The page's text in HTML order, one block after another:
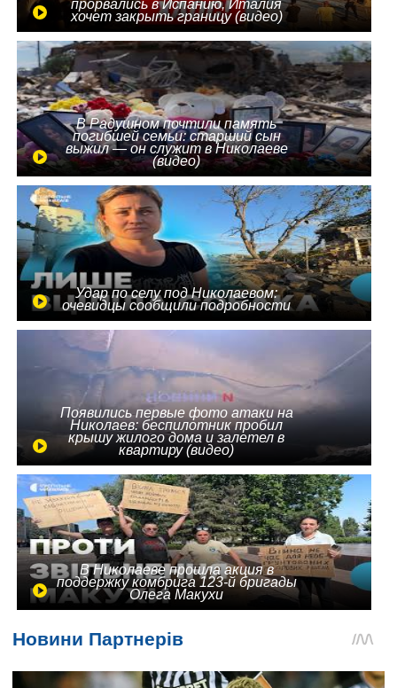
прорвались в Испанию, Италия
хочет закрыть границу (видео)
В Радушном почтили память
погибшей семьи: старший сын
выжил — он служит в Николаеве
(видео)
Удар по селу под Николаевом:
очевидцы сообщили подробности
Появились первые фото атаки на
Николаев: беспилотник пробил
крышу жилого дома и залетел в
квартиру (видео)
В Николаеве прошла акция в
поддержку комбрига 123-й бригады
Олега Макухи